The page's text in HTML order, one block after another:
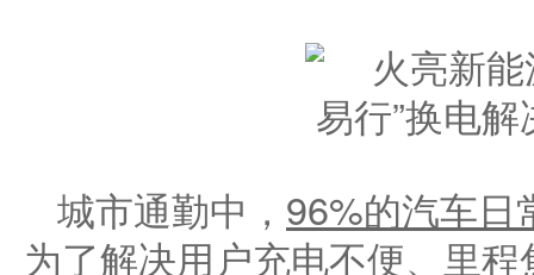
城市通勤中， 96%的汽车日
为了解决用户充电不便、里程